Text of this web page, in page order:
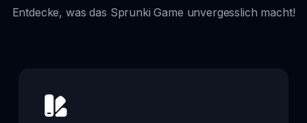
Entdecke, was das Sprunki Game unvergesslich macht!